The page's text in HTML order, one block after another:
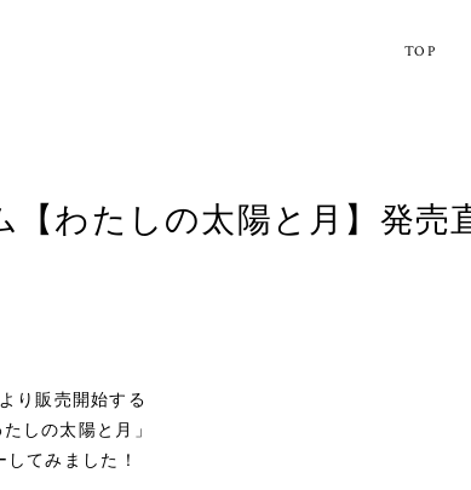
TOP
【わたしの太陽と月】発売
り販売開始する
しの太陽と月」
てみました！